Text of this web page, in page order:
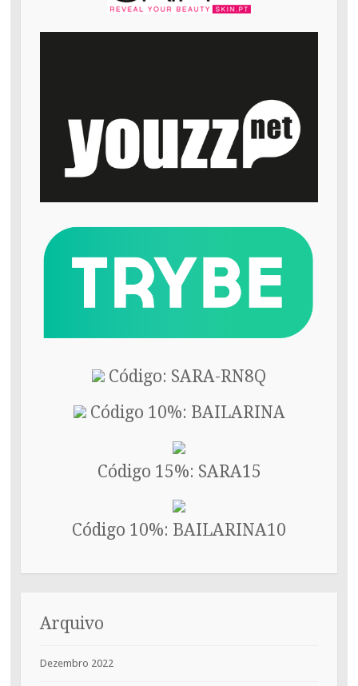
Código: SARA-RN8Q
Código 10%: BAILARINA
Código 15%: SARA15
Código 10%: BAILARINA10
Arquivo
Dezembro 2022